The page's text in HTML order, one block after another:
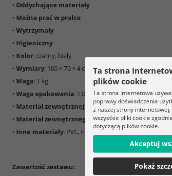
• Oddychające materiały
• Można prać w pralce
• Wytrzymały
• Higieniczny
• Kolor: czarny, biały
• Wymiary: 100 × 70 × 4 cm
• Waga: 1 kg
• Waga opakowania: 1,025 kg
• Materiał zewnętrznej powierzchni: poliester
• Materiał zewnętrznego dna: tkanina oxfordzka
• Inne materiały: PVC, nylon, stop cynku, bawełna
Zawartość zestawu:
Ta strona
plików cookie
Ta strona internetowa
poprawy doświadczenia
z naszej strony internetowej,
wszystkie pliki cookie
dotyczącą plików cookie.
Akceptuj
Pokaż